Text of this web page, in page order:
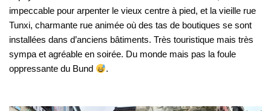
impeccable pour arpenter le vieux centre à pied, et la vieille rue
Tunxi, charmante rue animée où des tas de boutiques se sont
installées dans d’anciens bâtiments. Très touristique mais très
sympa et agréable en soirée. Du monde mais pas la foule
oppressante du Bund
.